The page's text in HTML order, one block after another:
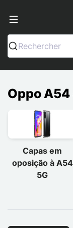
Rechercher
Oppo A54
Capas em
oposição à A54
5G